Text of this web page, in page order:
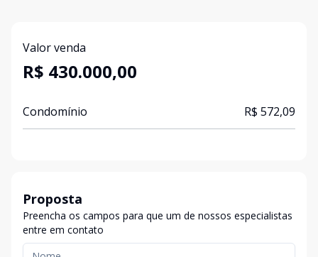
Valor venda
R$ 430.000,00
Condomínio R$ 572,09
Proposta
Preencha os campos para que um de nossos especialistas
entre em contato